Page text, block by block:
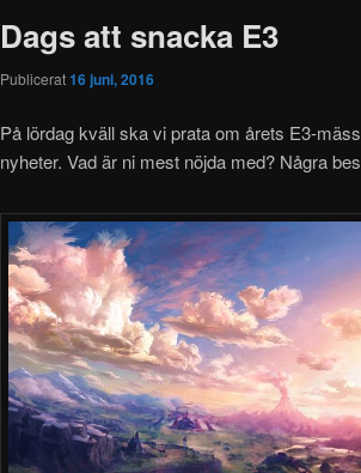
Dags att snacka E3
Publicerat16 juni, 2016
På lördag kväll ska vi prata om årets E3-
nyheter. Vad är ni mest nöjda med? Några